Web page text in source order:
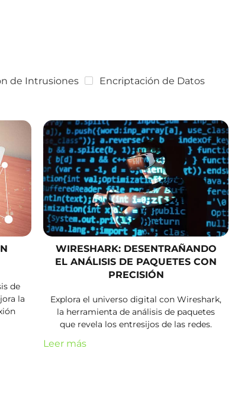
de Intrusiones
Encriptación de Datos
de
la
WIRESHARK: DESENTRAÑANDO
EL ANÁLISIS DE PAQUETES CON
PRECISIÓN
Explora el universo digital con Wireshark,
la herramienta de análisis de paquetes
que revela los entresijos de las redes.
Leer más